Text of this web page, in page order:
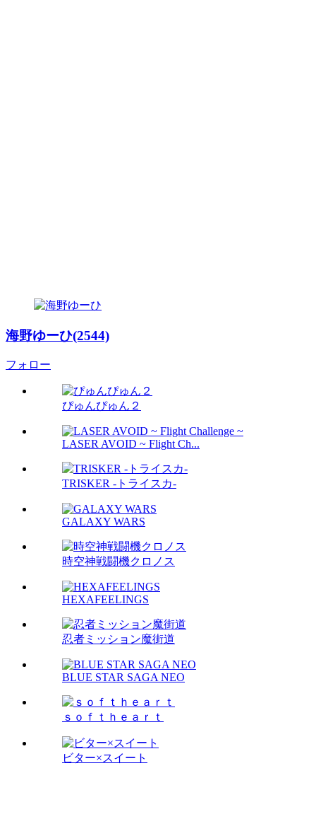
海野ゆーひ(2544)
フォロー
ぴゅんぴゅん２
LASER AVOID ~ Flight Ch...
TRISKER -トライスカ-
GALAXY WARS
時空神戦闘機クロノス
HEXAFEELINGS
忍者ミッション魔街道
BLUE STAR SAGA NEO
ｓｏｆｔｈｅａｒｔ
ビター×スイート